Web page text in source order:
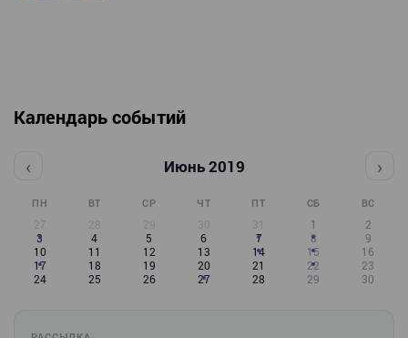
Календарь событий
‹ Июнь 2019 ›
ПН ВТ СР ЧТ ПТ СБ ВС
27 28 29 30 31 1
2
3
4 5 6 7 8
9
10
11 12 13 14 15
16
17
18 19 20 21 22
23
24
25 26 27 28 29 30